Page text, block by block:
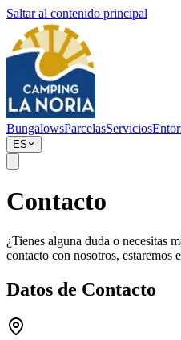
Saltar al contenido principal
BungalowsParcelasServicios
ES
Contacto
¿Tienes alguna duda o necesitas
contacto con nosotros, estaremos
Datos de Contacto